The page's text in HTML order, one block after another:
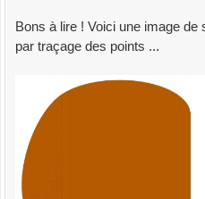
Bons à lire ! Voici une image
par traçage des points ...